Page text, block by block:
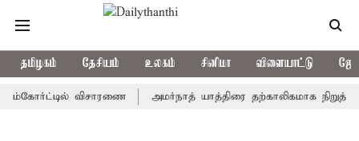
தமிழகம் தேசியம் உலகம் சினிமா விளையாட்டு
விசாரணை அமர்நாத் யாத்திரை தற்காலிகமாக நிறுத்தம்